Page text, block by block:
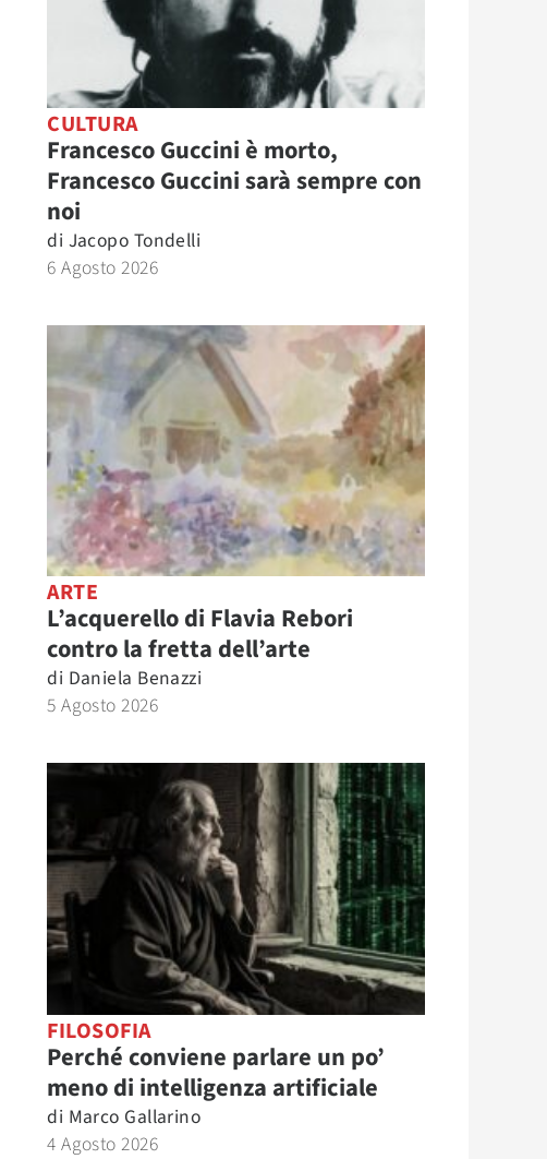
CULTURA
Francesco Guccini è morto,
Francesco Guccini sarà sempre con
noi
di Jacopo Tondelli
6 Agosto 2026
ARTE
L’acquerello di Flavia Rebori
contro la fretta dell’arte
di Daniela Benazzi
5 Agosto 2026
FILOSOFIA
Perché conviene parlare un po’
meno di intelligenza artificiale
di Marco Gallarino
4 Agosto 2026